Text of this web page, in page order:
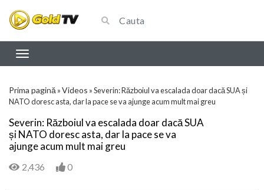
Prima pagină »Videos »Severin: Războiul va escalada doar dacă SUA și
NATO doresc asta, dar la pace se va ajunge acum mult mai greu
Severin: Războiul va escalada doar dacă SUA
și NATO doresc asta, dar la pace se va
ajunge acum mult mai greu
2,436 0